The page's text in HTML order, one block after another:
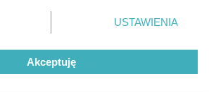
przycisk ustawień prywatności
dolnym rogu strony
danych nie wymagają zgody
prawo sprzeciwić się takiemu
będą miały zastosowanie tylko
USTAWIENIA
Akceptuję